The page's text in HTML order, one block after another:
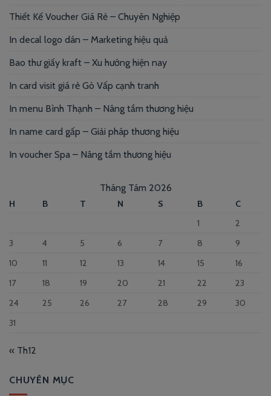
Thiết Kế Voucher Giá Rẻ – Chuyên Nghiệp
In decal logo dán – Marketing hiệu quả
Bao thư giấy kraft – Xu hướng hiện nay
In card visit giá rẻ Gò Vấp cạnh tranh
In menu Bình Thạnh – Nâng tầm thương hiệu
In name card gấp – Giải pháp thương hiệu
In voucher Spa – Nâng tầm thương hiệu
Tháng Tám 2026
H B T N S B
C
1
2
3
4 5 6 7 8
9
10
11 12 13 14 15
16
17
18 19 20 21 22
23
24
25 26 27 28 29
30
31
« Th12
CHUYÊN MỤC